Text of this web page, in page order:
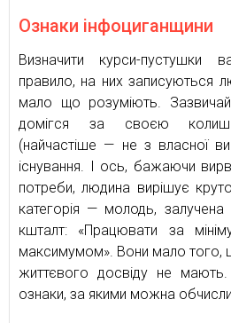
Ознаки інфоциганщини
Визначити курси-
правило, на них записуються
мало що розуміють.
домігся за своєю
(найчастіше — не з власної
існування. І ось, бажаючи
потреби, людина вирішує
категорія — молодь,
кшталт: «Працювати за
максимумом». Вони мало того,
життєвого досвіду не мають.
ознаки, за якими можна